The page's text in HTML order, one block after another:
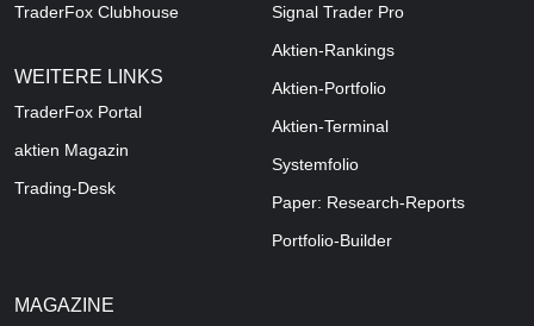
TraderFox Clubhouse
WEITERE LINKS
TraderFox Portal
aktien Magazin
Trading-Desk
Signal Trader Pro
Aktien-Rankings
Aktien-Portfolio
Aktien-Terminal
Systemfolio
Paper: Research-Reports
Portfolio-Builder
MAGAZINE